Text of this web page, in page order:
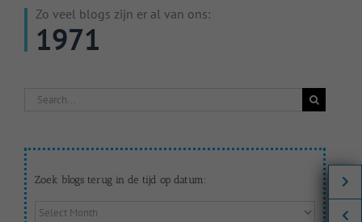
Zo veel blogs zijn er al van ons:
1971
Search
Zoek blogs terug in de tijd op datum:
Zoek